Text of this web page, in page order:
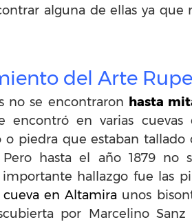
alguna de ellas ya que
del Arte
no se encontraron hasta
encontró en varias cuevas
o piedra que estaban tallado
hasta el año 1879 no
hallazgo fue las
en Altamira unos
por Marcelino Sanz